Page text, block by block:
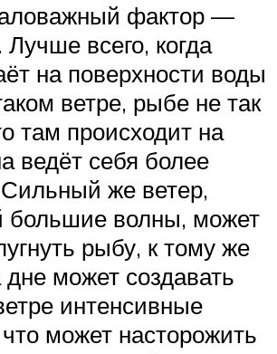
фактор —
Лучше всего, когда
на поверхности воды
ветре, рыбе не так
там происходит на
ведёт себя более
Сильный же ветер,
большие волны, может
рыбу, к тому же
может создавать
интенсивные
может насторожить